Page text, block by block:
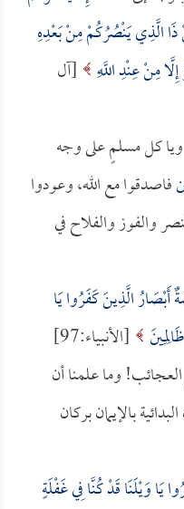
الَّذِي يَنْصُرُكُمْ مِنْ بَعْدِهِ
مِنْ عِنْدِ اللَّهِ [آل
كل مسلمٍ على وجه
فاصدقوا مع الله، وعودوا
والفوز والفلاح في
الَّذِينَ كَفَرُوا يَا
[الأنبياء:97]
وما علمنا أن
بالإيمان بركان
وَيْلَنَا قَدْ كُنَّا فِي غَفْلَةٍ